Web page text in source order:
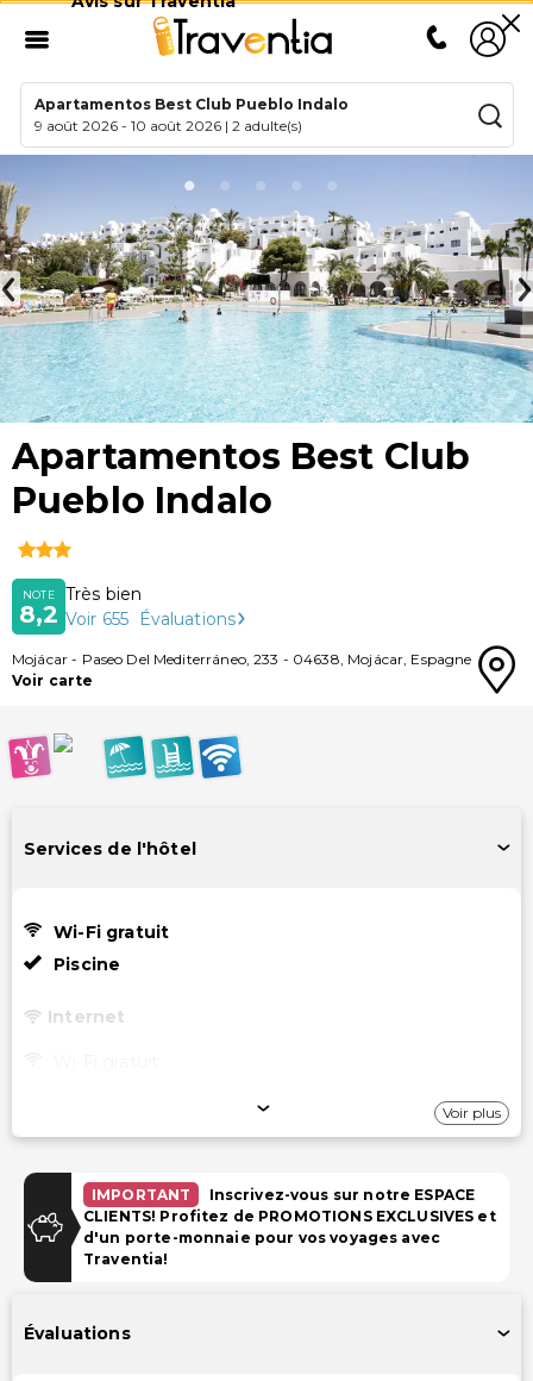
Apartamentos Best Club Pueblo Indalo
9 août 2026 -10 août 2026 |2 adulte(s)
Apartamentos Best Club
Pueblo Indalo
NOTE
8,2
Très bien
Voir 655 Évaluations
Mojácar - Paseo Del Mediterráneo, 233 - 04638, Mojácar, Espagne
Voir carte
Services de l'hôtel
Wi-Fi gratuit
Piscine
Internet
Garage
Piscine et Bien-être
Piscine extérieure saisonnière
Piscine pour enfants
Voir plus
IMPORTANT
Inscrivez-vous sur notre ESPACE
CLIENTS! Profitez de PROMOTIONS EXCLUSIVES et
d'un porte-monnaie pour vos voyages avec
Traventia!
Évaluations